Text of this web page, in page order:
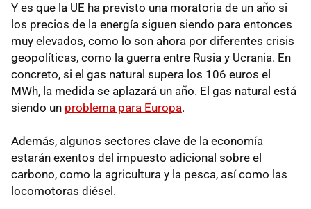
Y es que la UE ha previsto una moratoria de un año si
los precios de la energía siguen siendo para entonces
muy elevados, como lo son ahora por diferentes crisis
geopolíticas, como la guerra entre Rusia y Ucrania. En
concreto, si el gas natural supera los 106 euros el
MWh, la medida se aplazará un año. El gas natural está
siendo un problema para Europa.
Además, algunos sectores clave de la economía
estarán exentos del impuesto adicional sobre el
carbono, como la agricultura y la pesca, así como las
locomotoras diésel.